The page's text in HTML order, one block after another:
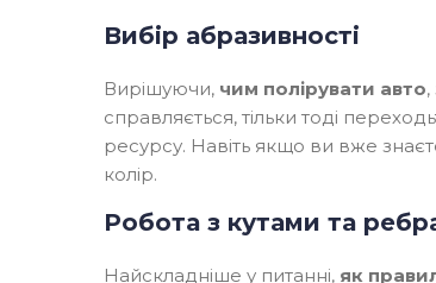
Вибір абразивності
Вирішуючи, чим полірувати авто
справляється, тільки тоді
ресурсу. Навіть якщо ви вже
колір.
Робота з кутами та
Найскладніше у питанні, як